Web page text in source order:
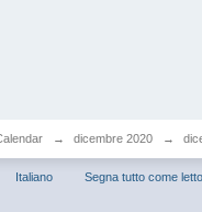
→ dicembre 2020 →
Italiano Segna tutto come letto